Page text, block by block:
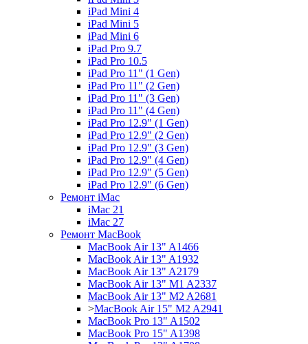
iPad Mini 4
iPad Mini 5
iPad Mini 6
iPad Pro 9.7
iPad Pro 10.5
iPad Pro 11" (1 Gen)
iPad Pro 11" (2 Gen)
iPad Pro 11" (3 Gen)
iPad Pro 11" (4 Gen)
iPad Pro 12.9" (1 Gen)
iPad Pro 12.9" (2 Gen)
iPad Pro 12.9" (3 Gen)
iPad Pro 12.9" (4 Gen)
iPad Pro 12.9" (5 Gen)
iPad Pro 12.9" (6 Gen)
Ремонт iMac
iMac 21
iMac 27
Ремонт MacBook
MacBook Air 13" A1466
MacBook Air 13" A1932
MacBook Air 13" A2179
MacBook Air 13" M1 A2337
MacBook Air 13" M2 A2681
>MacBook Air 15" M2 A2941
MacBook Pro 13" A1502
MacBook Pro 15" A1398